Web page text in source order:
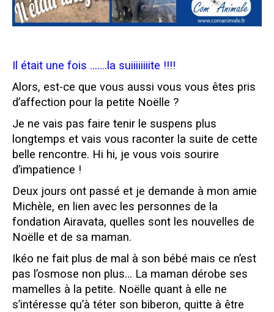
Il était une fois …….la suiiiiiiiite !!!!
Alors, est-ce que vous aussi vous vous êtes pris
d’affection pour la petite Noëlle ?
Je ne vais pas faire tenir le suspens plus
longtemps et vais vous raconter la suite de cette
belle rencontre. Hi hi, je vous vois sourire
d’impatience !
Deux jours ont passé et je demande à mon amie
Michèle, en lien avec les personnes de la
fondation Airavata, quelles sont les nouvelles de
Noëlle et de sa maman.
Ikéo ne fait plus de mal à son bébé mais ce n’est
pas l’osmose non plus… La maman dérobe ses
mamelles à la petite. Noëlle quant à elle ne
s’intéresse qu’à téter son biberon, quitte à être